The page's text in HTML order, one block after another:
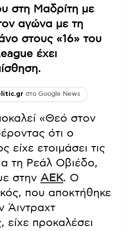
στη Μαδρίτη με
αγώνα με τη
στους «16» του
έχει
στο Google News
«Θεό στον
ότι ο
είχε ετοιμάσει τις
τη Ρεάλ Οβιέδο,
στην ΑΕΚ. Ο
που αποκτήθηκε
Άιντραχτ
προκαλέσει